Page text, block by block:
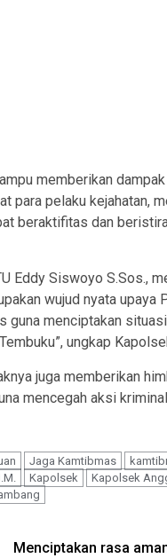
memberikan
para pelaku kejahatan,
beraktifitas dan
Eddy Siswoyo S.Sos.,
wujud nyata upaya
menciptakan
ungkap
juga memberikan
mencegah aksi
Jaga Kamtibmas
Kapolsek
Kapolsek
Menciptakan rasa